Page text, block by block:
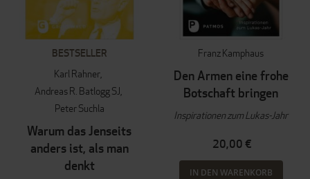
BESTSELLER
Karl Rahner
Andreas R. Batlogg SJ
Peter Suchla
Warum das Jenseits
anders ist, als man
denkt
Franz Kamphaus
Den Armen eine frohe
Botschaft bringen
Inspirationen zum Lukas-Jahr
20,00 €
IN DEN WARENKORB